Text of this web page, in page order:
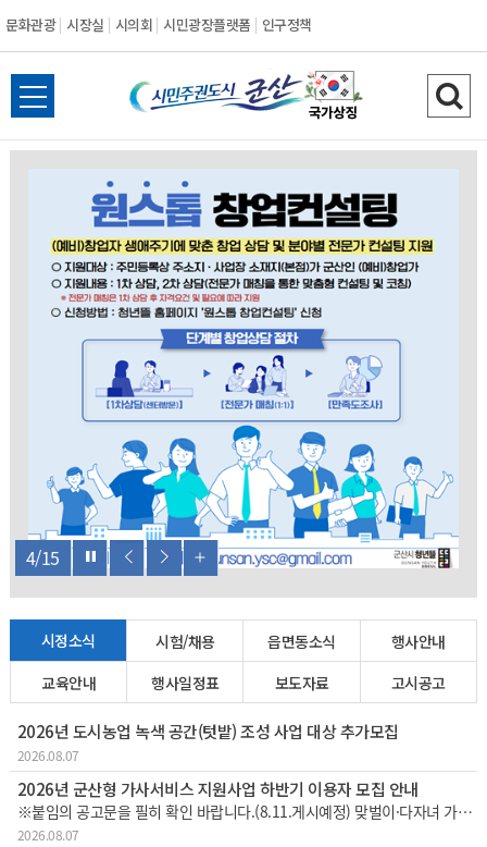
문화관광 시장실 시의회 시민광장플랫폼 인구정책
시
민
주
권
도
시
군
산
전
체
검
색
4/15
시정소식 시험/채용 읍면동소식
행사안내
교육안내
행사일정표 보도자료 고시공고
2026년 도시농업 녹색 공간(텃밭) 조성 사업 대상 추가모집
2026.08.07
2026년 군산형 가사서비스 지원사업 하반기 이용자 모집 안내
※붙임의 공고문을 필히 확인 바랍니다.(8.11.게시예정) 맞벌이·다자녀 가정 등의 가사노동 부담을 경감하고 일·생활 균형 지원을 위한 「군산형 가사서비스 지원사업」하반기 이용자를 다음과 같이 추가 모집하오니 많은 참여 바랍니다. 1
2026.08.07